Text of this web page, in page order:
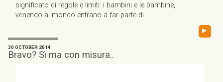
significato di regole e limiti: i bambini e le bambine,
venendo al mondo entrano a far parte di...
▸
30 OCTOBER 2014
Bravo? Sì ma con misura..